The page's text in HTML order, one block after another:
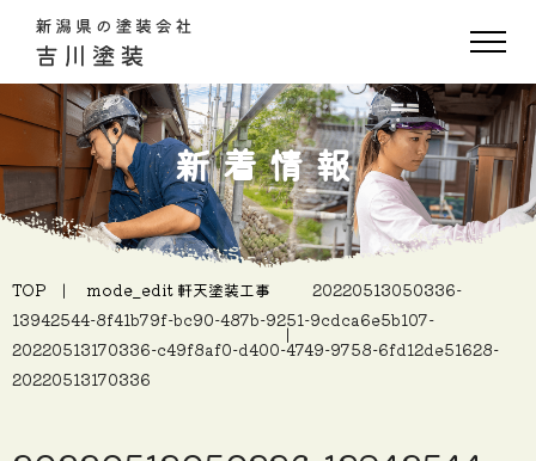
新着情報
TOP mode_edit 軒天塗装工事
20220513050336-
13942544-8f41b79f-bc90-487b-9251-9cdca6e5b107-
20220513170336-c49f8af0-d400-4749-9758-6fd12de51628-
20220513170336